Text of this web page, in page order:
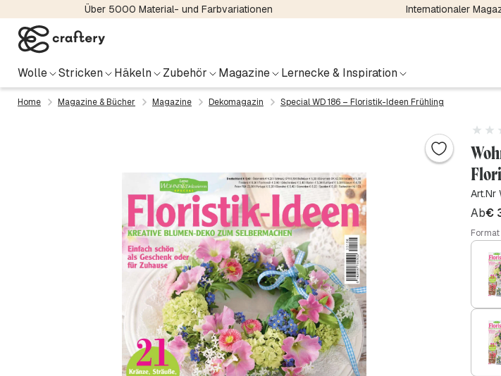
Über 5000 Material- und Farbvariationen Internationaler
Wolle Stricken Häkeln Zubehör Magazine Lernecke & Inspiration
Home Magazine & Bücher Magazine Dekomagazin Special WD 186 – Floristik-Ideen Frühling
Art.Nr
Ab€
Format